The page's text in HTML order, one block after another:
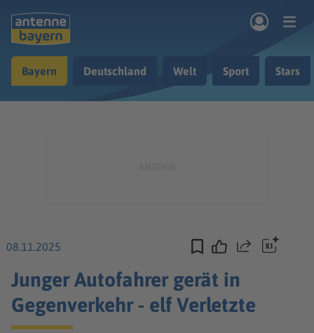
Musik & Radio
Bayern Deutschland Welt Sport Stars
08.11.2025 Teilen
Junger Autofahrer gerät in
Gegenverkehr - elf Verletzte